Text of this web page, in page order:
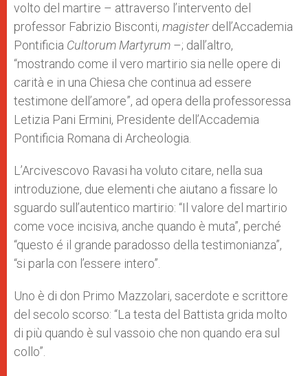
volto del martire – attraverso l’intervento del
professor Fabrizio Bisconti, magisterdell’Accademia
Pontificia Cultorum Martyrum –; dall’altro,
“mostrando come il vero martirio sia nelle opere di
carità e in una Chiesa che continua ad essere
testimone dell’amore”, ad opera della professoressa
Letizia Pani Ermini, Presidente dell’Accademia
Pontificia Romana di Archeologia.
L’Arcivescovo Ravasi ha voluto citare, nella sua
introduzione, due elementi che aiutano a fissare lo
sguardo sull’autentico martirio: “Il valore del martirio
come voce incisiva, anche quando è muta”, perché
“questo é il grande paradosso della testimonianza”,
“si parla con l’essere intero”.
Uno è di don Primo Mazzolari, sacerdote e scrittore
del secolo scorso: “La testa del Battista grida molto
di più quando è sul vassoio che non quando era sul
collo”.